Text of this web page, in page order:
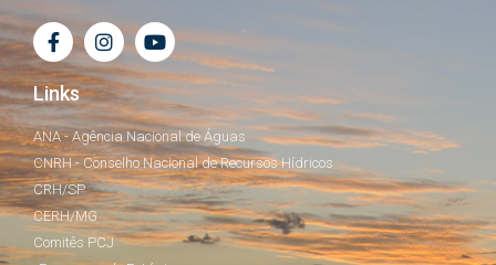
Links
ANA - Agência Nacional de Águas
CNRH - Conselho Nacional de Recursos Hídricos
CRH/SP
CERH/MG
Comitês PCJ